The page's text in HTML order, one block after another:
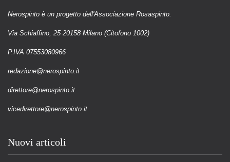
Nerospinto è un progetto dell'Associazione Rosaspinto.
Via Schiaffino, 25 20158 Milano (Citofono 1002)
P.IVA 07553080966
redazione@nerospinto.it
direttore@nerospinto.it
vicedirettore@nerospinto.it
Nuovi articoli